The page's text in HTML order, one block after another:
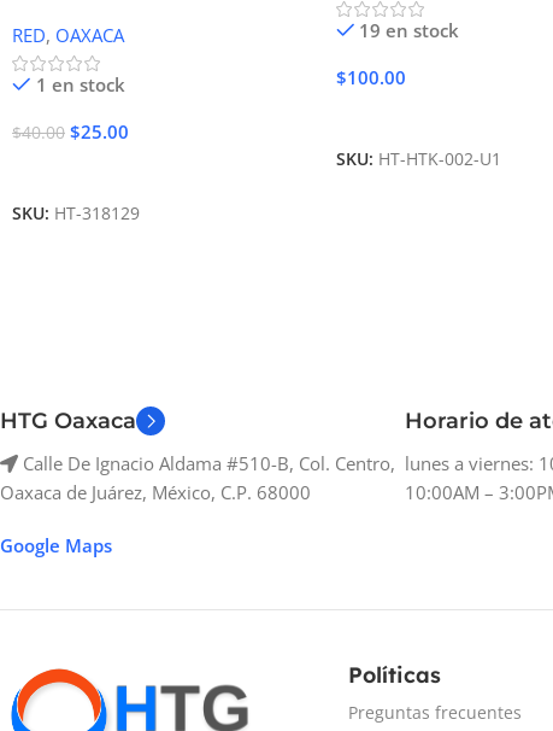
RED, OAXACA
1 en stock
$40.00 $25.00
SKU: HT-318129
19 en stock
$100.00
SKU: HT-HTK-002-U1
HTG Oaxaca
Calle De Ignacio Aldama #510-B, Col. Centro,
Oaxaca de Juárez, México, C.P. 68000
Google Maps
Horario de
lunes a viernes:
10:00AM –
Políticas
Preguntas frecuentes